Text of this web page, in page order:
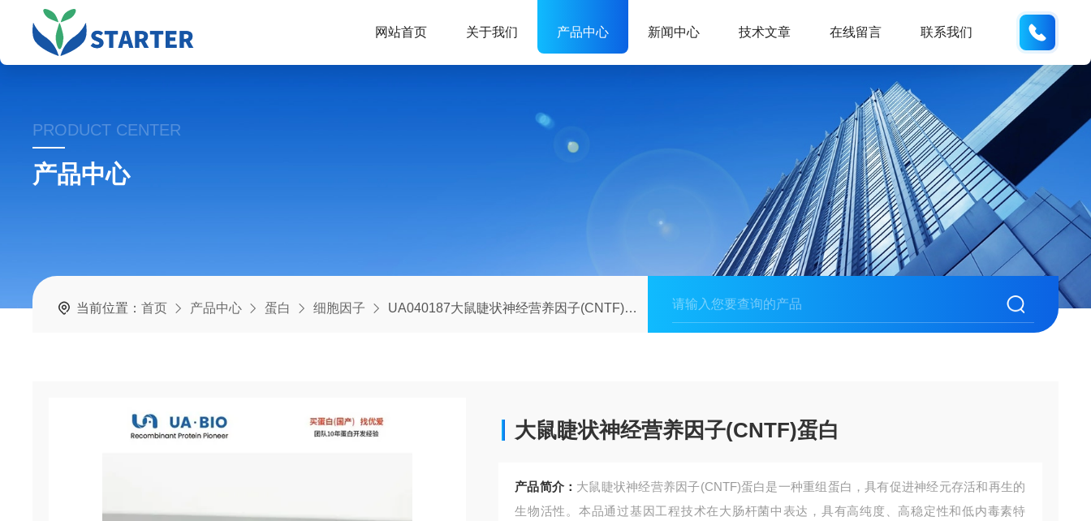
网站首页 关于我们 产品中心 新闻中心 技术文章 在线留言 联系我们
PRODUCT CENTER
产品中心
当前位置：首页 产品中心 蛋白 细胞因子 UA040187大鼠睫状神经营养因子(CNTF)蛋白
大鼠睫状神经营养因子(CNTF)蛋白
产品简介： 大鼠睫状神经营养因子(CNTF)蛋白是一种重组蛋白，具有促进神经元存活和再生的
生物活性。本品通过基因工程技术在大肠杆菌中表达，具有高纯度、高稳定性和低内毒素特